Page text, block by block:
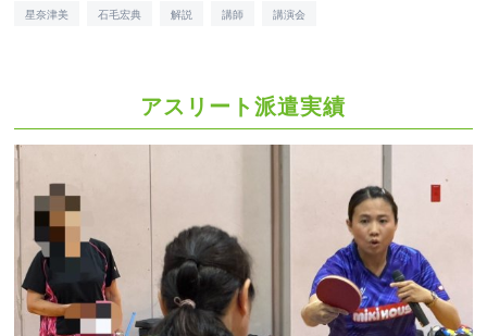
星奈津美 石毛宏典 解説 講師 講演会
アスリート派遣実績